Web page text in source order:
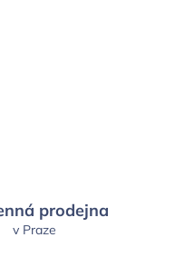
prodejna
v Praze